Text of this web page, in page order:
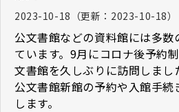
2023-10-18 （更新： 2023-10-18）
公文書館などの資料館には多
ています。9月にコロナ後予約
文書館を久しぶりに訪問しまし
公文書館新館の予約や入館手
します。